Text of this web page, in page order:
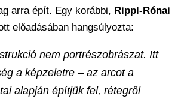
arra épít. Egy korábbi, Rippl-Rónai
előadásában hangsúlyozta:
nem portrészobrászat. Itt
a képzeletre – az arcot a
alapján építjük fel, rétegről